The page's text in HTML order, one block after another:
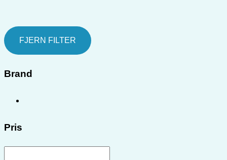
FJERN FILTER
Brand
Pris